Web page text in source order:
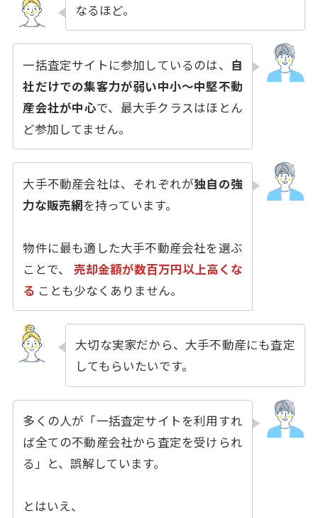
なるほど。
一括査定サイトに参加しているのは、 自
社だけでの集客力が弱い中小〜中堅不動
産会社が中心で、最大手クラスはほとん
ど参加してません。
大手不動産会社は、それぞれが独自の強
力な販売網を持っています。
物件に最も適した大手不動産会社を選ぶ
ことで、
売却金額が数百万円以上高くな
る ことも少なくありません。
大切な実家だから、大手不動産にも査定
してもらいたいです。
多くの人が「一括査定サイトを利用すれ
ば全ての不動産会社から査定を受けられ
る」と、誤解しています。
とはいえ、